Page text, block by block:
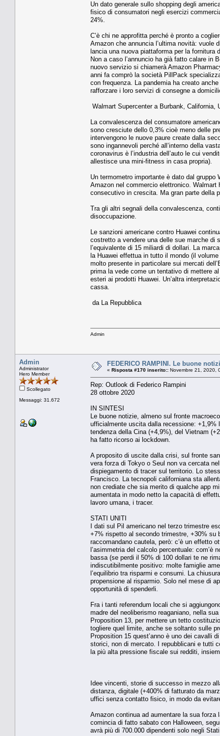
Un dato generale sullo shopping degli
fisico di consumatori negli esercizi
24%.
C’è chi ne approfitta perché è pronto a
Amazon che annuncia l’ultima novità: vuole
lancia una nuova piattaforma per la
Non a caso l’annuncio ha già fatto calare in
nuovo servizio si chiamerà Amazon
anni fa comprò la società PillPack
con frequenza. La pandemia ha creato
rafforzare i loro servizi di consegne a
Walmart Supercenter a Burbank, California,
La convalescenza del consumatore
sono cresciute dello 0,3% cioè meno delle
intervengono le nuove paure create dalla
sono ingannevoli perché all’interno della
coronavirus è l’industria dell’auto le cui
allestisce una mini-fitness in casa propria).
Un termometro importante è dato dal
Amazon nel commercio elettronico.
consecutivo in crescita. Ma gran parte della
Tra gli altri segnali della convalescenza,
disoccupazione.
Le sanzioni americane contro Huawei
costretto a vendere una delle sue marche di
l’equivalente di 15 miliardi di dollari. La
la Huawei effettua in tutto il mondo (il
molto presente in particolare sui mercati
prima la vede come un tentativo di mettere
esteri ai prodotti Huawei. Un’altra
cassa.
da La Repubblica
Admin
Admin
Administrator
Hero Member
Scollegato
Messaggi: 31.672
FEDERICO RAMPINI. Le buone
« Risposta #170 inserito:: Novembre 21, 2020,
Rep: Outlook di Federico Rampini
28 ottobre 2020
IN SINTESI
Le buone notizie, almeno sul fronte
ufficialmente uscita dalla recessione:
tendenza della Cina (+4,9%), del Vietnam
ha fatto ricorso ai lockdown.
A proposito di uscite dalla crisi, sul fronte
vera forza di Tokyo o Seul non va cercata
dispiegamento di tracer sul territorio. Lo
Francisco. La tecnopoli californiana sta
non crediate che sia merito di qualche app
aumentata in modo netto la capacità di
lavoro umana, i tracer.
STATI UNITI
I dati sul Pil americano nel terzo trimestre
+7% rispetto al secondo trimestre, +30% su
raccomandano cautela, però: c’è un effetto
l’asimmetria del calcolo percentuale:
bassa (se perdi il 50% di 100 dollari te ne
indiscutibilmente positivo: molte famiglie
l’equilibrio tra risparmi e consumi. La
propensione al risparmio. Solo nel mese di
opportunità di spenderli.
Fra i tanti referendum locali che si
madre del neoliberismo reaganiano, nella
Proposition 13, per mettere un tetto
togliere quel limite, anche se soltanto sulle
Proposition 15 quest’anno è uno dei cavalli
storici, non di mercato. I repubblicani e tutti
la più alta pressione fiscale sui redditi,
Idee vincenti, storie di successo in mezzo
distanza, digitale (+400% di fatturato da
uffici senza contatto fisico, in modo da
Amazon continua ad aumentare la sua
comincia di fatto sabato con Halloween,
avrà più di 700.000 dipendenti solo negli